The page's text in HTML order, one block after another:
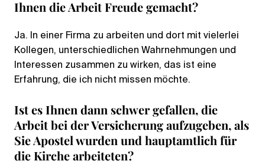
Ihnen die Arbeit Freude gemacht?
Ja. In einer Firma zu arbeiten und dort mit vielerlei
Kollegen, unterschiedlichen Wahrnehmungen und
Interessen zusammen zu wirken, das ist eine
Erfahrung, die ich nicht missen möchte.
Ist es Ihnen dann schwer gefallen, die
Arbeit bei der Versicherung aufzugeben, als
Sie Apostel wurden und hauptamtlich für
die Kirche arbeiteten?